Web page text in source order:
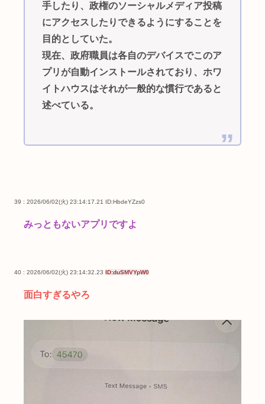
手したり、政権のソーシャルメディア投稿
にアクセスしたりできるようにすることを
目的としていた。
現在、政府職員は各自のデバイスでこのア
プリが自動インストールされており、ホワ
イトハウスはそれが一般的な慣行であると
述べている。
39 : 2026/06/02(火) 23:14:17.21 ID:HbdeYZzs0
みっともないアプリですよ
40 : 2026/06/02(火) 23:14:32.23 ID:duSMVYpW0
面白すぎるやろ